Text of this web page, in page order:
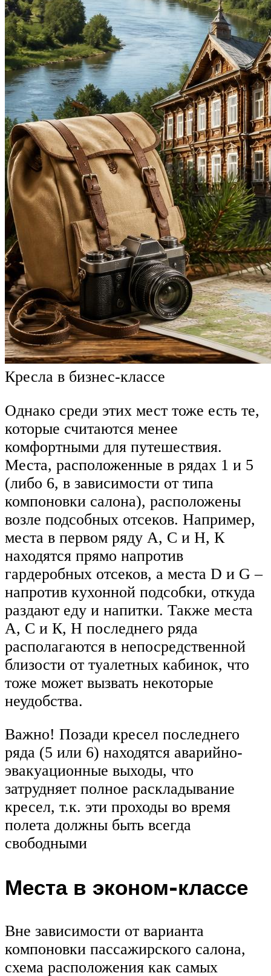
Кресла в бизнес-классе
Однако среди этих мест тоже есть те,
которые считаются менее
комфортными для путешествия.
Места, расположенные в рядах 1 и 5
(либо 6, в зависимости от типа
компоновки салона), расположены
возле подсобных отсеков. Например,
места в первом ряду А, С и Н, К
находятся прямо напротив
гардеробных отсеков, а места D и G –
напротив кухонной подсобки, откуда
раздают еду и напитки. Также места
А, С и К, Н последнего ряда
располагаются в непосредственной
близости от туалетных кабинок, что
тоже может вызвать некоторые
неудобства.
Важно! Позади кресел последнего
ряда (5 или 6) находятся аварийно-
эвакуационные выходы, что
затрудняет полное раскладывание
кресел, т.к. эти проходы во время
полета должны быть всегда
свободными
Места в эконом-классе
Вне зависимости от варианта
компоновки пассажирского салона,
схема расположения как самых